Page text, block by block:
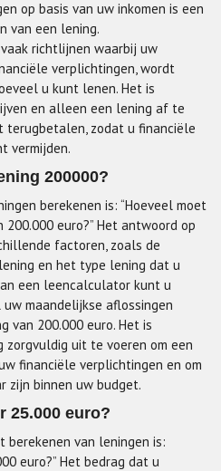
op basis van uw inkomen is een
van een lening.
richtlijnen waarbij uw
verplichtingen, wordt
u kunt lenen. Het is
en alleen een lening af te
zodat u financiële
vermijden.
200000?
berekenen is: “Hoeveel moet
euro?” Het antwoord op
factoren, zoals de
en het type lening dat u
een leencalculator kunt u
maandelijkse aflossingen
van 200.000 euro. Het is
zorgvuldig uit te voeren om een
financiële verplichtingen en om
zijn binnen uw budget.
25.000 euro?
berekenen van leningen is:
euro?” Het bedrag dat u